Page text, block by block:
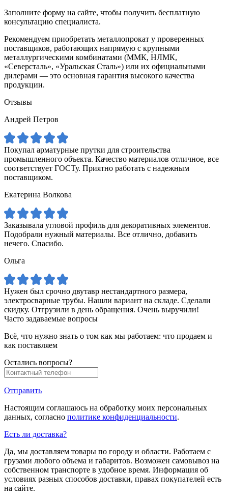
Заполните форму на сайте, чтобы получить бесплатную
консультацию специалиста.
Рекомендуем приобретать металлопрокат у проверенных
поставщиков, работающих напрямую с крупными
металлургическими комбинатами (ММК, НЛМК,
«Северсталь», «Уральская Сталь») или их официальными
дилерами — это основная гарантия высокого качества
продукции.
Отзывы
Андрей Петров
Покупал арматурные прутки для строительства
промышленного объекта. Качество материалов отличное, все
соответствует ГОСТу. Приятно работать с надежным
поставщиком.
Екатерина Волкова
Заказывала угловой профиль для декоративных элементов.
Подобрали нужный материалы. Все отлично, добавить
нечего. Спасибо.
Ольга
Нужен был срочно двутавр нестандартного размера,
электросварные трубы. Нашли вариант на складе. Сделали
скидку. Отгрузили в день обращения. Очень выручили!
Часто задаваемые вопросы
Всё, что нужно знать о том как мы работаем: что продаем и
как поставляем
Остались вопросы?
Отправить
Настоящим соглашаюсь на обработку моих персональных
данных, согласно политике конфиденциальности.
Есть ли доставка?
Да, мы доставляем товары по городу и области. Работаем с
грузами любого объема и габаритов. Возможен самовывоз на
собственном транспорте в удобное время. Информация об
условиях разных способов доставки, правах покупателей есть
на сайте.